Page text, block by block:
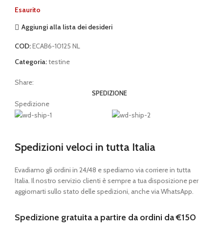
Esaurito
Aggiungi alla lista dei desideri
COD:ECAB6-10125 NL
Categoria:testine
Share:
SPEDIZIONE
Spedizione
Spedizioni veloci in tutta Italia
Evadiamo gli ordini in 24/48 e spediamo via corriere in tutta
Italia. Il nostro servizio clienti è sempre a tua disposizione per
aggiornarti sullo stato delle spedizioni, anche via WhatsApp.
Spedizione gratuita a partire da ordini da €150